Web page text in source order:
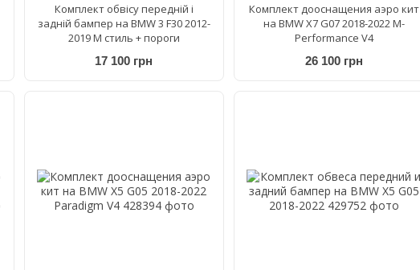
Комплект обвісу передній і
задній бампер на BMW 3 F30 2012-
2019 М стиль + пороги
17 100 грн
Комплект дооснащения аэро кит
на BMW X7 G07 2018-2022 M-
Performance V4
26 100 грн